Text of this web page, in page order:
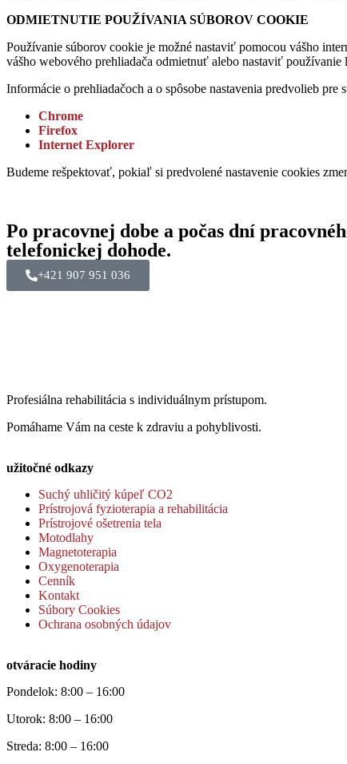
ODMIETNUTIE POUŽÍVANIA SÚBOROV COOKIE
Používanie súborov cookie je možné nastaviť pomocou vášho
vášho webového prehliadača odmietnuť alebo nastaviť
Informácie o prehliadačoch a o spôsobe nastavenia predvolieb
Chrome
Firefox
Internet Explorer
Budeme rešpektovať, pokiaľ si predvolené nastavenie cookies
Po pracovnej dobe a počas dní
telefonickej dohode.
+421 907 951 036
Profesiálna rehabilitácia s individuálnym prístupom.
Pomáhame Vám na ceste k zdraviu a pohyblivosti.
užitočné odkazy
Suchý uhličitý kúpeľ CO2
Prístrojová fyzioterapia a rehabilitácia
Prístrojové ošetrenia tela
Motodlahy
Magnetoterapia
Oxygenoterapia
Cenník
Kontakt
Súbory Cookies
Ochrana osobných údajov
otváracie hodiny
Pondelok: 8:00 – 16:00
Utorok: 8:00 – 16:00
Streda: 8:00 – 16:00